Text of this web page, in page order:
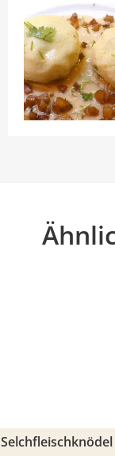
Selchfleischknödel